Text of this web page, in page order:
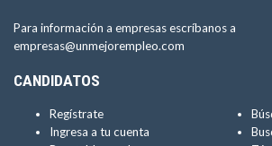
Para información a empresas escríbanos a
empresas@unmejorempleo.com
CANDIDATOS
Regístrate
Ingresa a tu cuenta